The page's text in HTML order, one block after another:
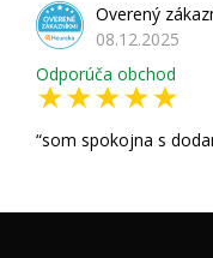
Overený
08.12.2025
Odporúča obchod
som spokojna s